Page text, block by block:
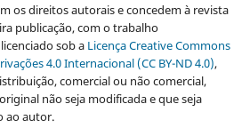
os direitos autorais e concedem à revista
publicação, com o trabalho
sob aLicença Creative Commons
4.0 Internacional (CC BY-ND 4.0),
comercial ou não comercial,
não seja modificada e que seja
ao autor.